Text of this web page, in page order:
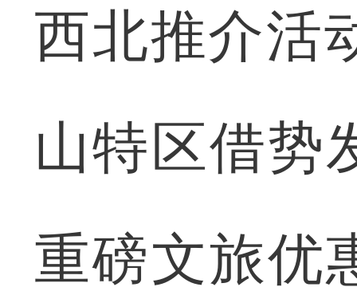
西北推介活
山特区借势
重磅文旅优